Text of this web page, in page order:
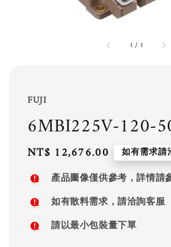
1 / 1
FUJI
6MBI225V-120-
Regular
price
NT$ 12,676.00 如有需求請
產品圖像僅供參考，詳情請
如有散料需求，請洽詢客服
請以最小包裝量下單